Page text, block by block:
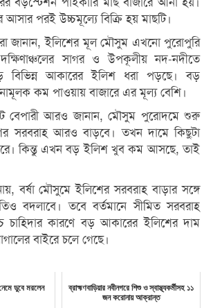
আসার পরই উচ্চমূল্যে বিক্রি হয় মাছটি।
জানান, ইলিশের মূল মৌসুম এখনো পুরোপুরি
সাগর ও উপকূলীয় নদ-নদীতে
বিভিন্ন আকারের ইলিশ ধরা পড়ছে। বড়
কম পাওয়ায় বাজারে এর মূল্য বেশি।
বেপারী আরও জানান, মৌসুম পুরোদমে শুরু
সরবরাহ আরও বাড়বে। তখন দামে কিছুটা
কিন্তু এখন বড় ইলিশ খুব কম আসছে, তাই
বর্ষা মৌসুমে ইলিশের সরবরাহ বাড়ার সঙ্গে
বদলাবে। তবে বর্তমানে সীমিত সরবরাহ
চাহিদার কারণে বড় আকারের ইলিশের দাম
বাইরে চলে গেছে।
ডুবে মরলেন
ব্রাহ্মণবাড়িয়ার নবীনগরে শিশু ও স্বাস্থ্যকর্মীসহ ১১
জন করোনায় আক্রান্ত